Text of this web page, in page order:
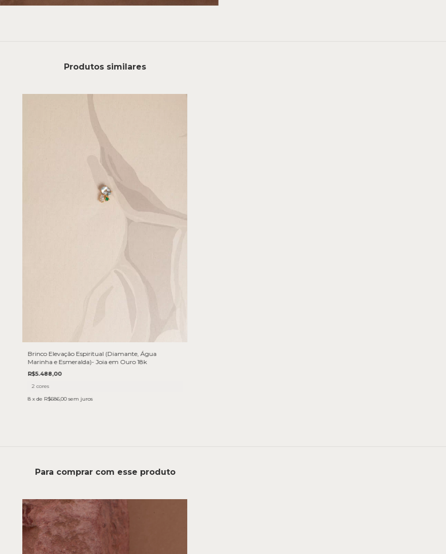
Produtos similares
Brinco Elevação Espiritual (Diamante, Água
Marinha e Esmeralda)- Joia em Ouro 18k
R$5.488,00
2 cores
8 x de R$686,00 sem juros
Para comprar com esse produto